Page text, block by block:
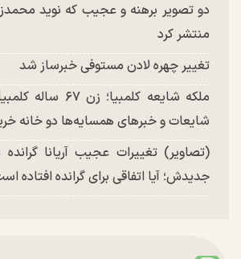
دو تصویر برهنه و عجیب که نوید
منتشر کرد
تغییر چهره لادن مستوفی خبرساز شد
ملکه شایعه کلمبیا؛
شایعات و خبر‌های همسایه‌ها دو خانه
(تصاویر) تغییرات عجیب آریانا
جدیدش؛ آیا اتفاقی برای گرانده افتاده